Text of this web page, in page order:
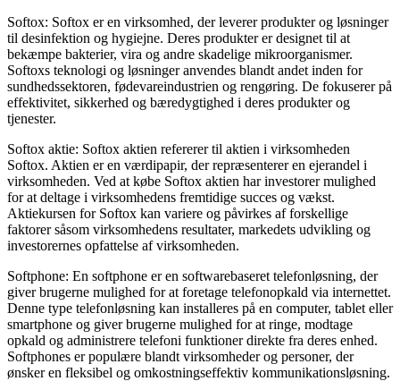
Softox: Softox er en virksomhed, der leverer produkter og løsninger
til desinfektion og hygiejne. Deres produkter er designet til at
bekæmpe bakterier, vira og andre skadelige mikroorganismer.
Softoxs teknologi og løsninger anvendes blandt andet inden for
sundhedssektoren, fødevareindustrien og rengøring. De fokuserer på
effektivitet, sikkerhed og bæredygtighed i deres produkter og
tjenester.
Softox aktie: Softox aktien refererer til aktien i virksomheden
Softox. Aktien er en værdipapir, der repræsenterer en ejerandel i
virksomheden. Ved at købe Softox aktien har investorer mulighed
for at deltage i virksomhedens fremtidige succes og vækst.
Aktiekursen for Softox kan variere og påvirkes af forskellige
faktorer såsom virksomhedens resultater, markedets udvikling og
investorernes opfattelse af virksomheden.
Softphone: En softphone er en softwarebaseret telefonløsning, der
giver brugerne mulighed for at foretage telefonopkald via internettet.
Denne type telefonløsning kan installeres på en computer, tablet eller
smartphone og giver brugerne mulighed for at ringe, modtage
opkald og administrere telefoni funktioner direkte fra deres enhed.
Softphones er populære blandt virksomheder og personer, der
ønsker en fleksibel og omkostningseffektiv kommunikationsløsning.